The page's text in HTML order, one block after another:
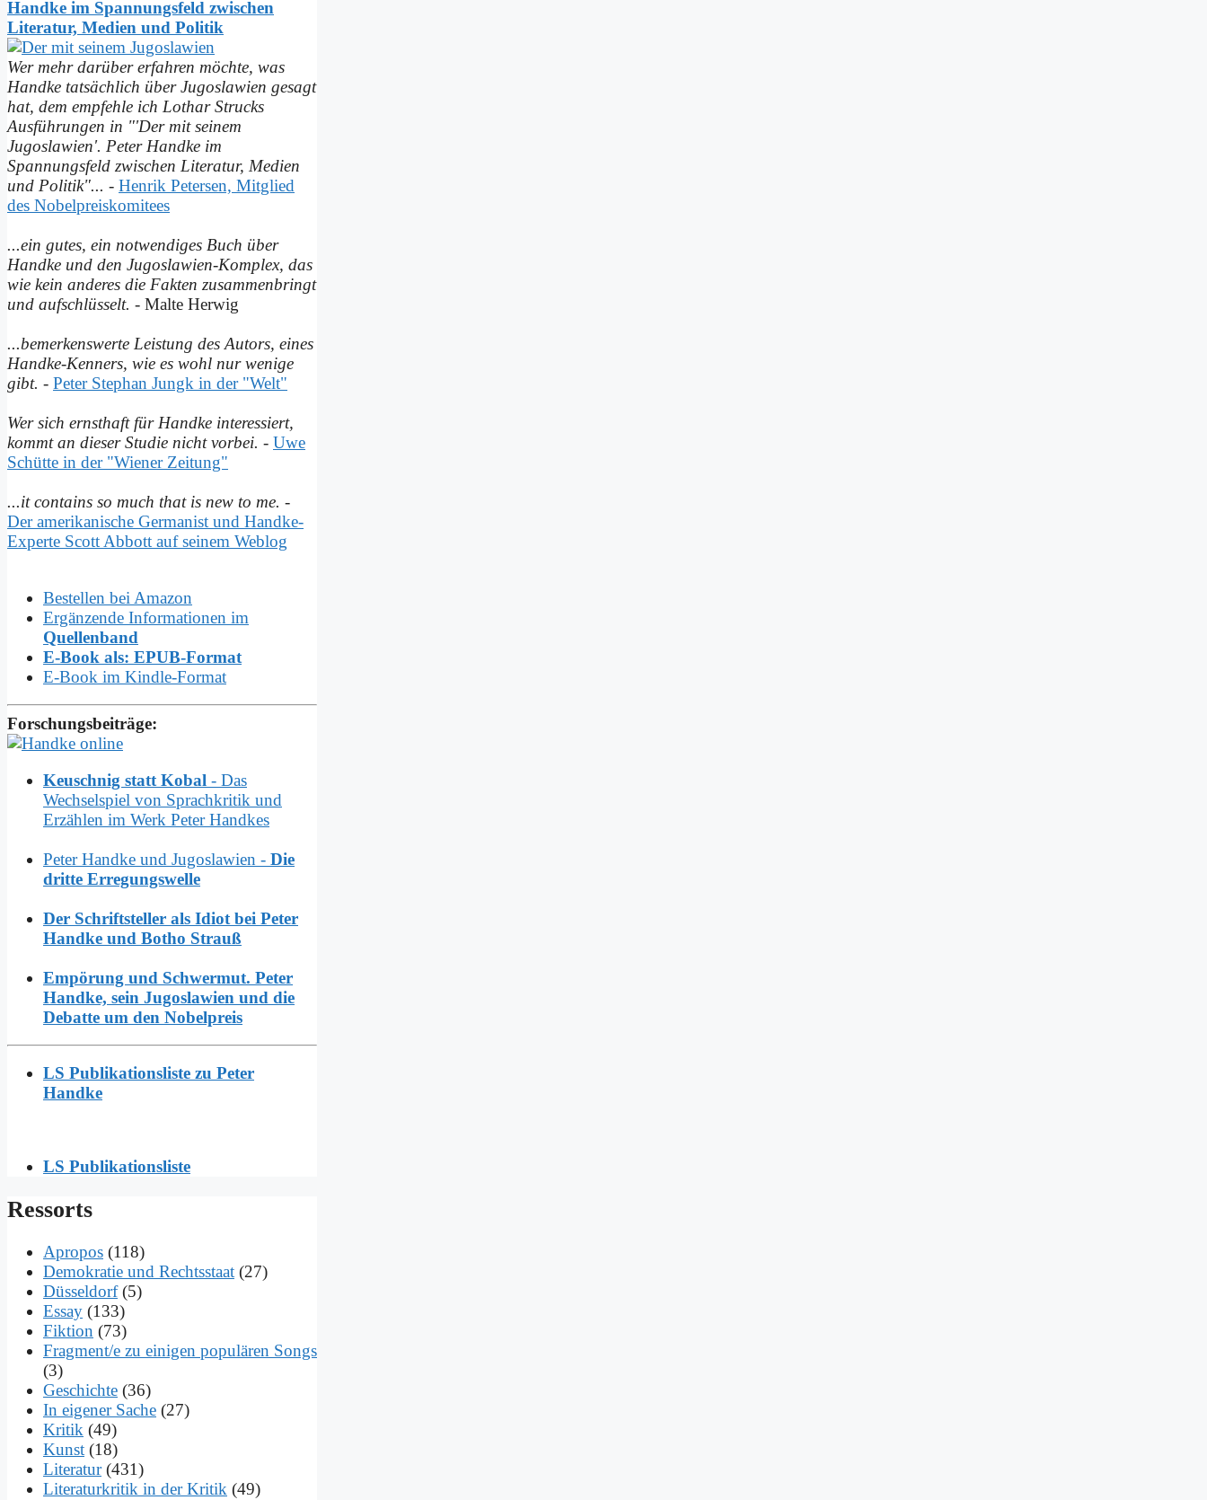
Handke im Spannungs­feld zwischen
Literatur, Medien und Politik
Wer mehr darüber erfahren möchte, was
Handke tatsächlich über Jugoslawien gesagt
hat, dem empfehle ich Lothar Strucks
Ausführungen in "'Der mit seinem
Jugoslawien'. Peter Handke im
Spannungsfeld zwischen Literatur, Medien
und Politik"... - Henrik Petersen, Mitglied
des Nobelpreiskomitees
...ein gutes, ein notwendiges Buch über
Handke und den Jugoslawien-Komplex, das
wie kein anderes die Fakten zusammenbringt
und auf­schlüsselt. - Malte Herwig
...bemerkenswerte Leistung des Autors, eines
Handke-Kenners, wie es wohl nur wenige
gibt. - Peter Stephan Jungk in der "Welt"
Wer sich ernsthaft für Handke interessiert,
kommt an dieser Studie nicht vorbei. - Uwe
Schütte in der "Wiener Zeitung"
...it contains so much that is new to me. -
Der amerikanische Germanist und Handke-
Experte Scott Abbott auf seinem Weblog
Bestellen bei Amazon
Ergänzende Informationen im
Quellenband
E-Book als: EPUB-Format
E-Book im Kindle-Format
Forschungsbeiträge:
Keuschnig statt Kobal - Das
Wechselspiel von Sprachkritik und
Erzählen im Werk Peter Handkes
Peter Handke und Jugoslawien - Die
dritte Erregungswelle
Der Schriftsteller als Idiot bei Peter
Handke und Botho Strauß
Empörung und Schwermut. Peter
Handke, sein Jugoslawien und die
Debatte um den Nobelpreis
LS Publikationsliste zu Peter
Handke
LS Publikationsliste
Res­sorts
Apropos (118)
Demokratie und Rechtsstaat (27)
Düsseldorf(5)
Essay (133)
Fiktion (73)
Fragment/e zu einigen populären Songs
(3)
Geschichte (36)
In eigener Sache (27)
Kritik (49)
Kunst (18)
Literatur(431)
Literaturkritik in der Kritik (49)